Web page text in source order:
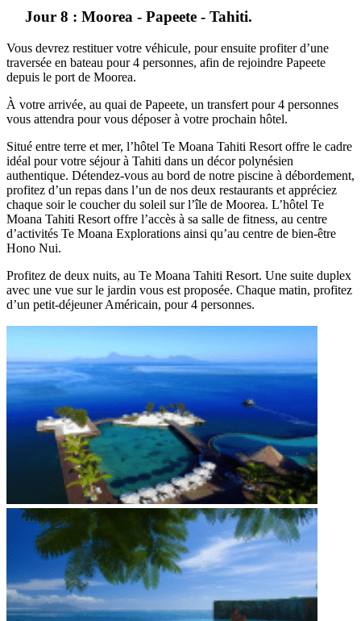
Jour 8 : Moorea - Papeete - Tahiti.
Vous devrez restituer votre véhicule, pour ensuite profiter d’une
traversée en bateau pour 4 personnes, afin de rejoindre Papeete
depuis le port de Moorea.
À votre arrivée, au quai de Papeete, un transfert pour 4 personnes
vous attendra pour vous déposer à votre prochain hôtel.
Situé entre terre et mer, l’hôtel Te Moana Tahiti Resort offre le cadre
idéal pour votre séjour à Tahiti dans un décor polynésien
authentique. Détendez-vous au bord de notre piscine à débordement,
profitez d’un repas dans l’un de nos deux restaurants et appréciez
chaque soir le coucher du soleil sur l’île de Moorea. L’hôtel Te
Moana Tahiti Resort offre l’accès à sa salle de fitness, au centre
d’activités Te Moana Explorations ainsi qu’au centre de bien-être
Hono Nui.
Profitez de deux nuits, au Te Moana Tahiti Resort. Une suite duplex
avec une vue sur le jardin vous est proposée. Chaque matin, profitez
d’un petit-déjeuner Américain, pour 4 personnes.